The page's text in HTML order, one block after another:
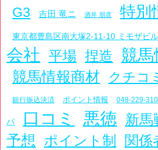
G3 吉田 竜ニ 酒井 朋彦 特別
東京都豊島区南大塚2-11-10 ミモザビ
会社 平場 捏造 競馬
競馬情報商材 クチコ
銀行振込決済 ポイント情報 048-229-
パ 口コミ 悪徳 新馬
予想
ポイント制 関係